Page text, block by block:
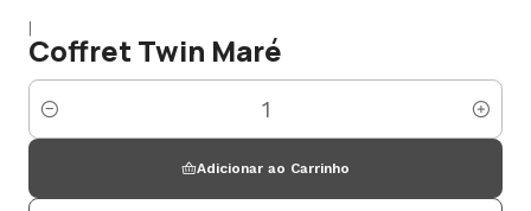
|
Coffret Twin Maré
Quantidade
Adicionar ao Carrinho